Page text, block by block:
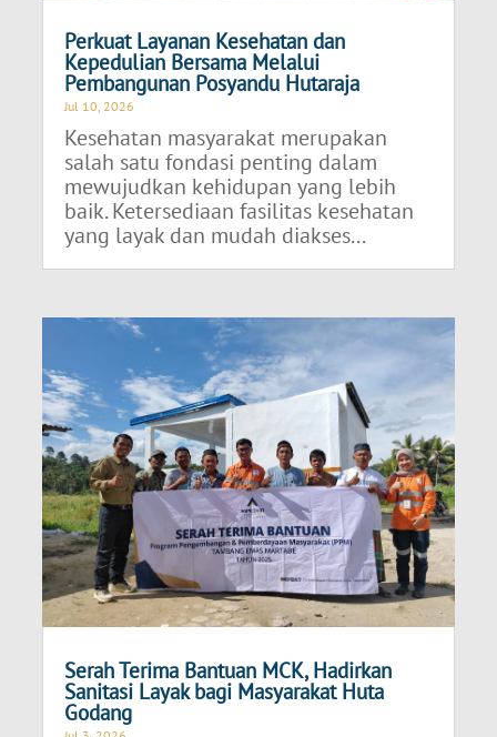
Perkuat Layanan Kesehatan dan
Kepedulian Bersama Melalui
Pembangunan Posyandu Hutaraja
Jul 10, 2026
Kesehatan masyarakat merupakan
salah satu fondasi penting dalam
mewujudkan kehidupan yang lebih
baik. Ketersediaan fasilitas kesehatan
yang layak dan mudah diakses...
Serah Terima Bantuan MCK, Hadirkan
Sanitasi Layak bagi Masyarakat Huta
Godang